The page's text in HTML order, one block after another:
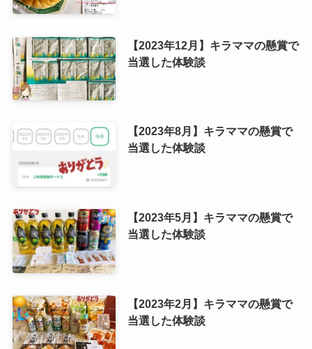
【2023年12月】キラママの懸賞で
当選した体験談
【2023年8月】キラママの懸賞で
当選した体験談
【2023年5月】キラママの懸賞で
当選した体験談
【2023年2月】キラママの懸賞で
当選した体験談